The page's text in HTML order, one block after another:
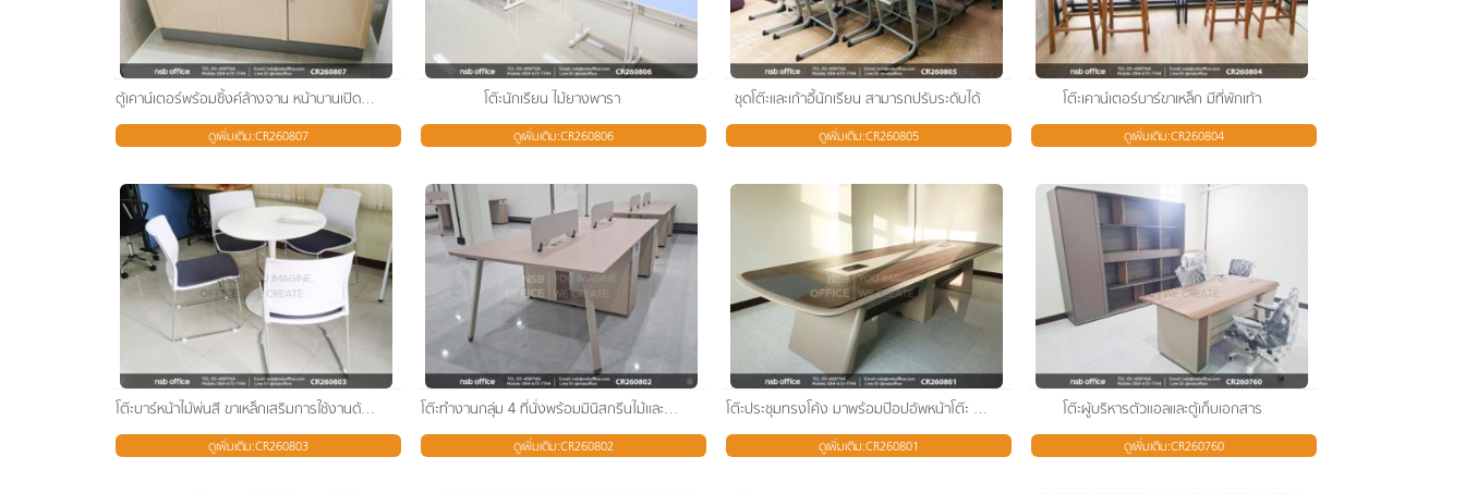
ตู้เคาน์เตอร์พร้อมซิ้งค์ล้างจาน หน้าบานเปิดทึบ
ดูเพิ่มเติม:CR260807
โต๊ะนักเรียน ไม้ยางพารา
ดูเพิ่มเติม:CR260806
ชุดโต๊ะและเก้าอี้นักเรียน สามารถปรับระดับได้
ดูเพิ่มเติม:CR260805
โต๊ะเคาน์เตอร์บาร์ขาเหล็ก มีที่พักเท้า
ดูเพิ่มเติม:CR260804
โต๊ะบาร์หน้าไม้พ่นสี ขาเหล็กเสริมการใช้งานด้วยเก้าอี้อเนกประสงค์เฟรมโพลี่
ดูเพิ่มเติม:CR260803
โต๊ะทำงานกลุ่ม 4 ที่นั่งพร้อมมินิสกรีนไม้และตู้เก็บของ กุญแจล็อกรหัส
ดูเพิ่มเติม:CR260802
โต๊ะประชุมทรงโค้ง มาพร้อมป๊อปอัพหน้าโต๊ะ โครงขาไม้
ดูเพิ่มเติม:CR260801
โต๊ะผู้บริหารตัวแอลและตู้เก็บเอกสาร
ดูเพิ่มเติม:CR260760